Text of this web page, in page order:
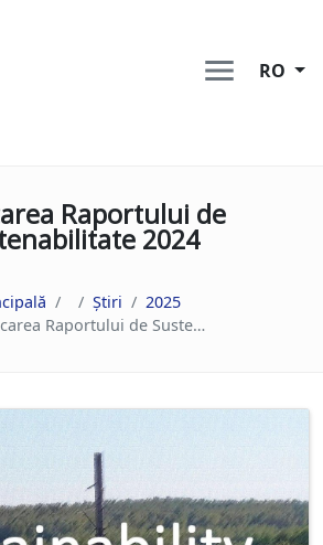
RO
Raportului de
2024
Știri
2025
Raportului de Sustenabilitate 2024